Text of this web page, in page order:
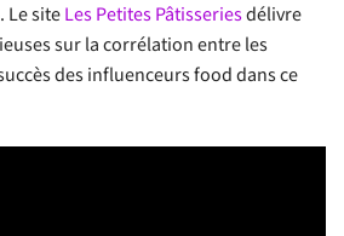
Le siteLes Petites Pâtisseriesdélivre
sur la corrélation entre les
des influenceurs food dans ce